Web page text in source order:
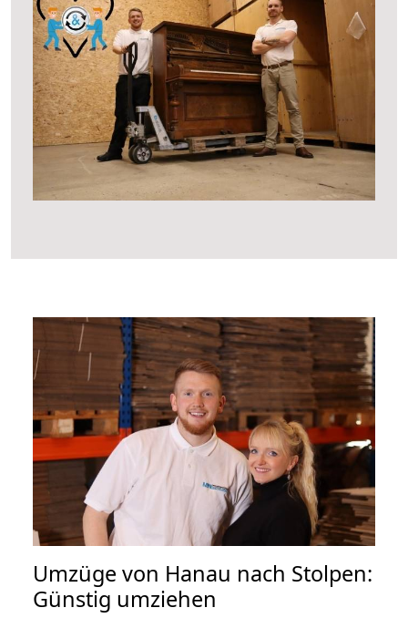
Umzüge von Hanau nach Stolpen:
Günstig umziehen